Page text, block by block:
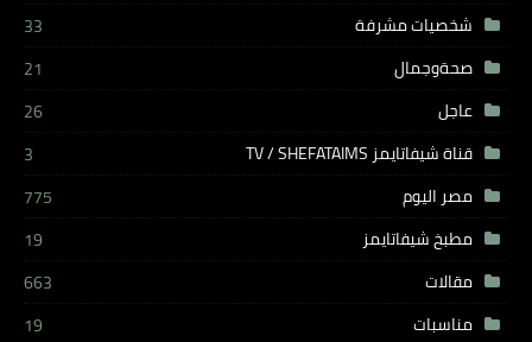
شخصيات مشرفة
33
صحةوجمال
21
عاجل
26
قناة شيفاتايمز TV / SHEFATAIMS
3
مصر اليوم
775
مطبخ شيفاتايمز
19
مقالات
663
مناسبات
19